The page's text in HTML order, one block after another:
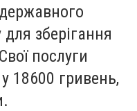
зберігання
послуги
18600 гривень,